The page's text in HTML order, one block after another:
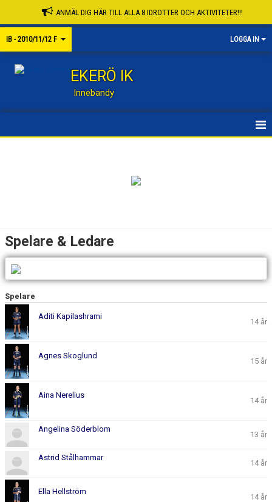
ANMÄL DIG HÄR TILL ALLA 8 IDROTTER OCH AKTIVITETER!!!
IB - 2010/11/12 F LOGGA IN
EKERÖ IK
Innebandy
Spelare & Ledare
Spelare
Aditi Kapilashrami
14 år
Agnes Skoglund
15 år
Aina Nerelius
14 år
Angelina Söderblom
13 år
Astrid Stålhammar
14 år
Ella Hellström
14 år